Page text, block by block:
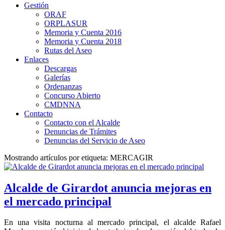
Gestión
ORAF
ORPLASUR
Memoria y Cuenta 2016
Memoria y Cuenta 2018
Rutas del Aseo
Enlaces
Descargas
Galerías
Ordenanzas
Concurso Abierto
CMDNNA
Contacto
Contacto con el Alcalde
Denuncias de Trámites
Denuncias del Servicio de Aseo
Mostrando artículos por etiqueta: MERCAGIR
Alcalde de Girardot anuncia mejoras en
el mercado principal
En una visita nocturna al mercado principal, el alcalde Rafael